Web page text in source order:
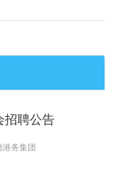
招聘公告
务集团